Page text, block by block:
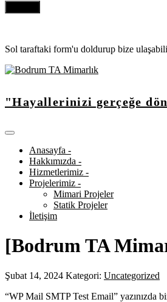
Sol taraftaki form'u doldurup bize
"Hayallerinizi gerçeğe
Anasayfa -
Hakkımızda -
Hizmetlerimiz -
Projelerimiz -
Mimari Projeler
Statik Projeler
İletişim
[Bodrum TA
Şubat 14, 2024 Kategori: Uncategorized
“WP Mail SMTP Test Email” yazınızda